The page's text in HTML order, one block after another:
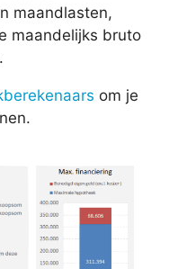
maandlasten,
maandelijks bruto
om je